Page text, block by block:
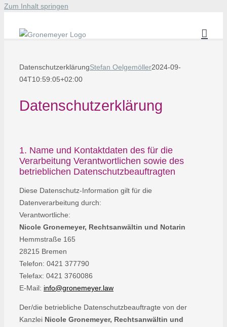
Zum Inhalt springen
DatenschutzerklärungStefan Oelgemöller2024-09-
04T10:59:05+02:00
Datenschutzerklärung
1. Name und Kontaktdaten des für die
Verarbeitung Verantwortlichen sowie des
betrieblichen Datenschutzbeauftragten
Diese Datenschutz-Information gilt für die
Datenverarbeitung durch:
Verantwortliche:
Nicole Gronemeyer, Rechtsanwältin und Notarin
Hemmstraße 165
28215 Bremen
Telefon: 0421 377790
Telefax: 0421 3760086
E-Mail: info@gronemeyer.law
Der/die betriebliche Datenschutzbeauftragte von der
Kanzlei Nicole Gronemeyer, Rechtsanwältin und